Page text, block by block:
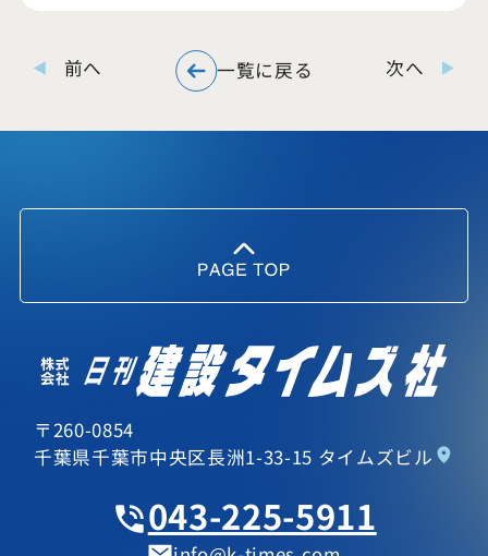
前へ 一覧に戻る 次へ
〒260-0854
千葉県千葉市中央区長洲1-33-15 タイムズビル
043-225-5911